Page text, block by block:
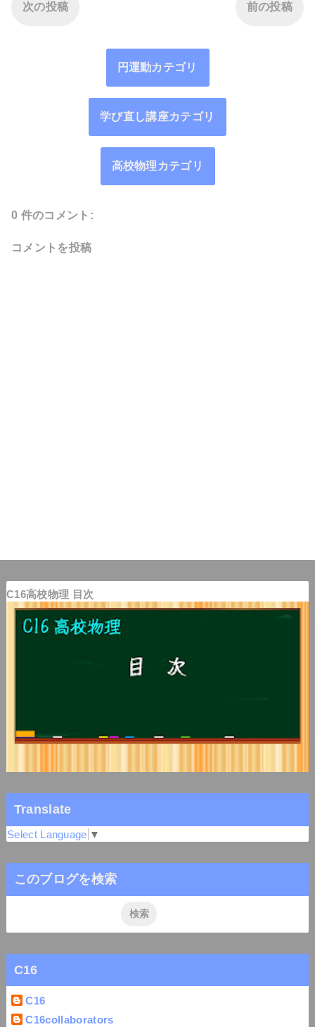
次の投稿 前の投稿
円運動カテゴリ
学び直し講座カテゴリ
高校物理カテゴリ
0 件のコメント:
コメントを投稿
C16高校物理 目次
Translate
Select Language ▼
このブログを検索
C16
C16
C16collaborators